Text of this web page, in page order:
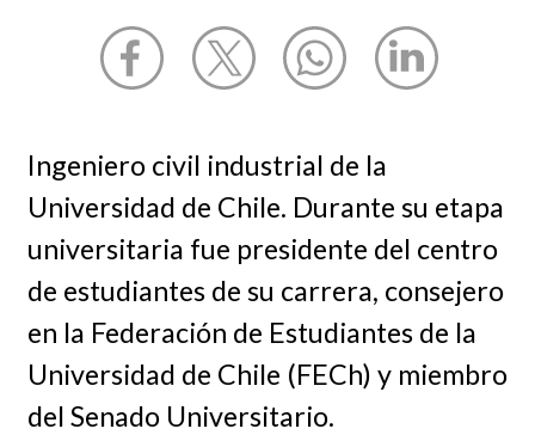
Ingeniero civil industrial de la
Universidad de Chile. Durante su etapa
universitaria fue presidente del centro
de estudiantes de su carrera, consejero
en la Federación de Estudiantes de la
Universidad de Chile (FECh) y miembro
del Senado Universitario.